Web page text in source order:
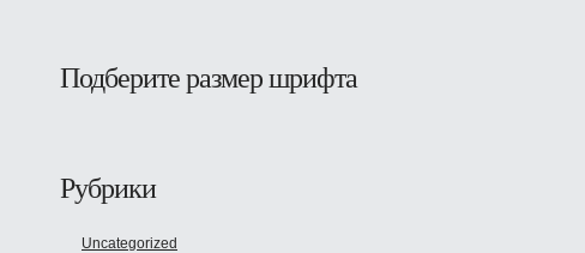
Подберите размер шрифта
Рубрики
Uncategorized